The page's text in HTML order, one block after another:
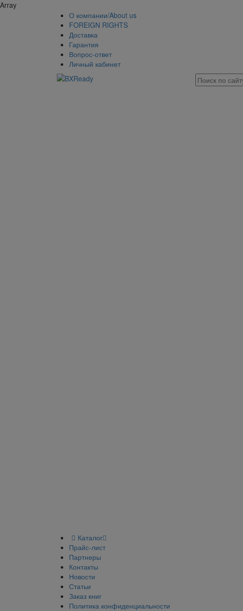
Array
О компании/About us
FOREIGN RIGHTS
Доставка
Гарантия
Вопрос-ответ
Личный кабинет
Каталог
Прайс-лист
Партнеры
Контакты
Новости
Статьи
Заказ книг
Политика конфиденциальности